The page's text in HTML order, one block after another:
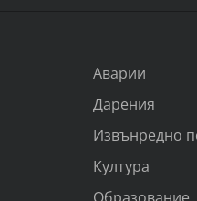
Аварии
Дарения
Извънредно
Култура